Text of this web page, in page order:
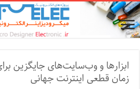
ابزارها و وب‌سایت‌های جایگزین
زمان قطعی اینترنت جهانی